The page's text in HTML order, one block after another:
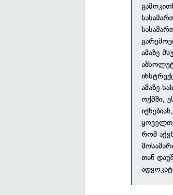
ამაზე
ამაზე
ოქმში,
რომ
თან